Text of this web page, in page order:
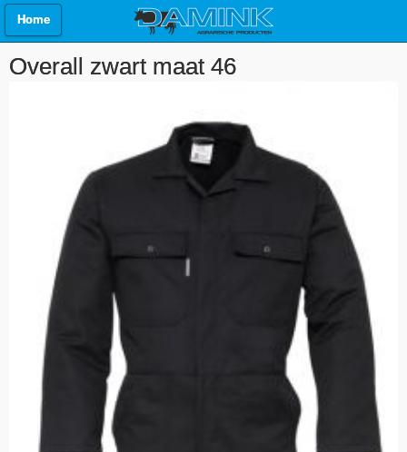
Home
Overall zwart maat 46